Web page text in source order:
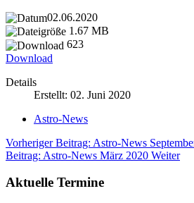
02.06.2020
1.67 MB
623
Download
Details
Erstellt: 02. Juni 2020
Astro-News
Vorheriger Beitrag: Astro-News
Beitrag: Astro-News März 2020 Weiter
Aktuelle Termine